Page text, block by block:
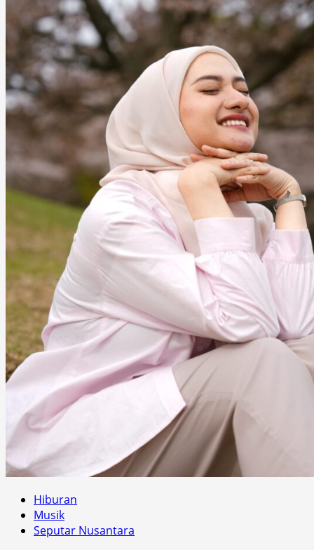
Hiburan
Musik
Seputar Nusantara